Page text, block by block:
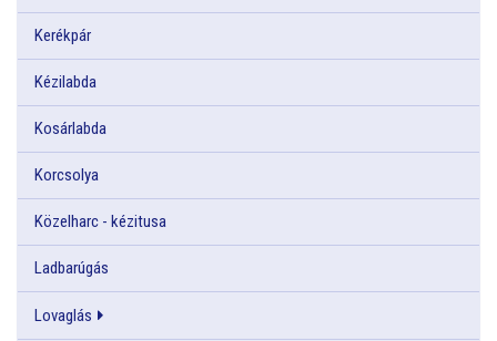
Kerékpár
Kézilabda
Kosárlabda
Korcsolya
Közelharc - kézitusa
Ladbarúgás
Lovaglás